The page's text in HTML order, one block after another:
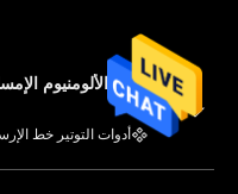
سبائك الألومنيوم
أدوات التوتير خط